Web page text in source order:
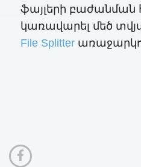
ֆայլերի բաժանման
կառավարել մեծ
File Splitter